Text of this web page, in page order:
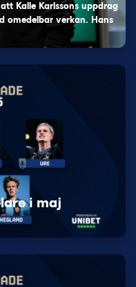
Kalle Karlssons uppdrag
omedelbar verkan. Hans
i maj